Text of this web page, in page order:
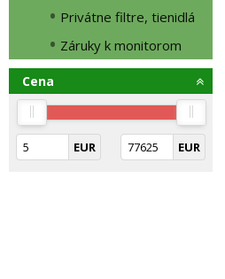
Privátne filtre, tienidlá
Záruky k monitorom
Cena
EUR EUR